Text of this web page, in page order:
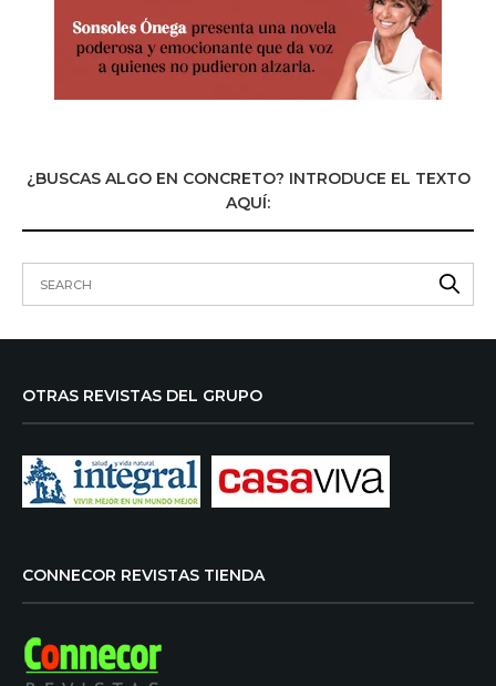
¿BUSCAS ALGO EN CONCRETO? INTRODUCE EL TEXTO
AQUÍ:
OTRAS REVISTAS DEL GRUPO
CONNECOR REVISTAS TIENDA